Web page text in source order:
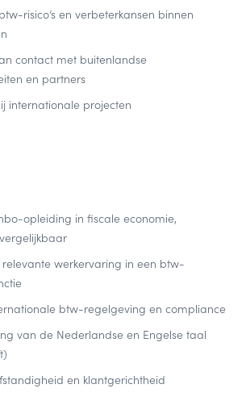
risico’s en verbeterkansen binnen
contact met buitenlandse
en partners
internationale projecten
opleiding in fiscale economie,
werkervaring in een btw-
btw-regelgeving en compliance
van de Nederlandse en Engelse taal
en klantgerichtheid